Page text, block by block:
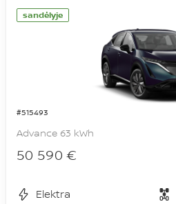
sandėlyje
#515493
Advance 63 kWh
50 590 €
Elektra